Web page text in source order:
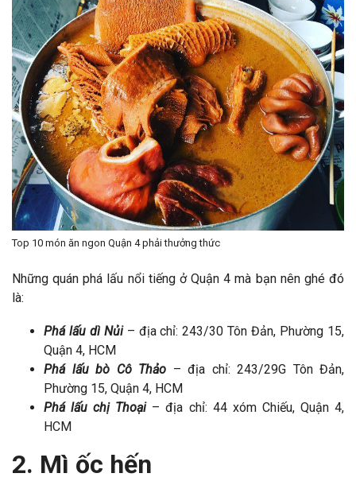
Top 10 món ăn ngon Quận 4 phải thưởng thức
Những quán phá lấu nổi tiếng ở Quận 4 mà bạn nên ghé đó
là:
Phá lấu dì Nủi – địa chỉ: 243/30 Tôn Đản, Phường 15,
Quận 4, HCM
Phá lấu bò Cô Thảo – địa chỉ: 243/29G Tôn Đản,
Phường 15, Quận 4, HCM
Phá lấu chị Thoại – địa chỉ: 44 xóm Chiếu, Quận 4,
HCM
2. Mì ốc hến